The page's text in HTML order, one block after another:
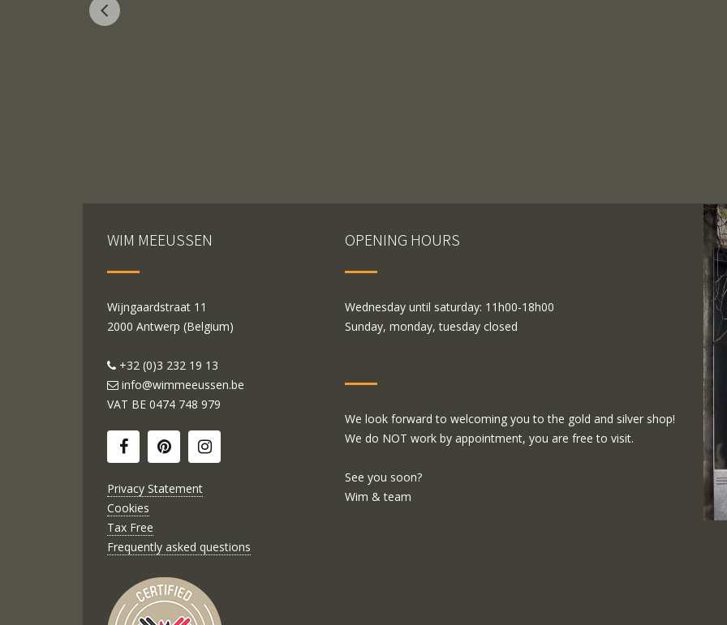
WIM MEEUSSEN
Wijngaardstraat 11
2000 Antwerp (Belgium)
+32 (0)3 232 19 13
info@wimmeeussen.be
VAT BE 0474 748 979
Privacy Statement
Cookies
Tax Free
Frequently asked questions
OPENING HOURS
Wednesday until saturday: 11h00-18h00
Sunday, monday, tuesday closed
We look forward to welcoming you to the gold and silver shop!
We do NOT work by appointment, you are free to visit.
See you soon?
Wim & team